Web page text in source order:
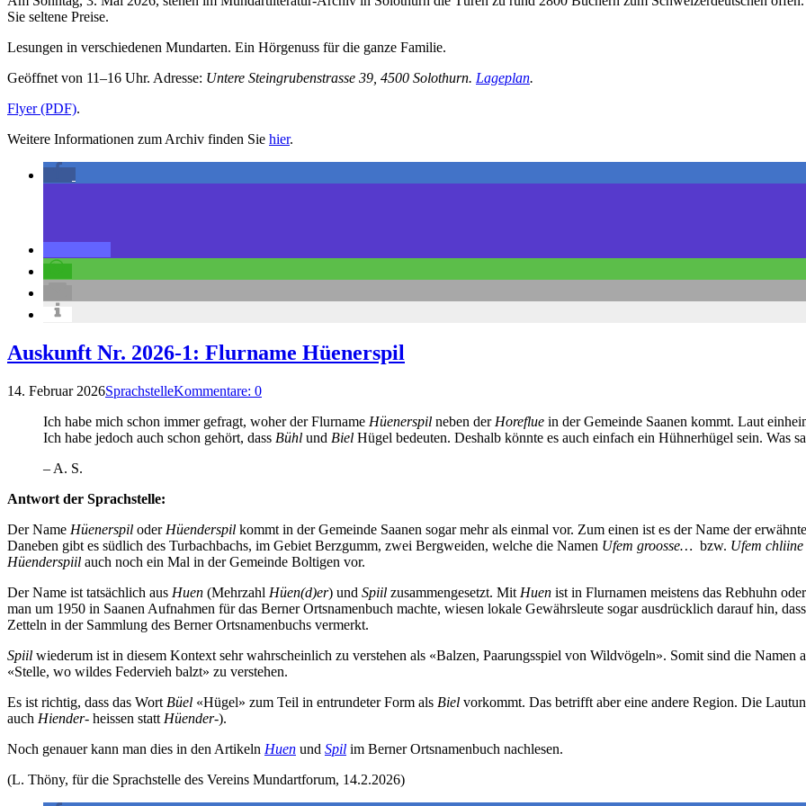
Sie seltene Preise.
Lesungen in verschiedenen Mundarten. Ein Hörgenuss für die ganze Familie.
Geöffnet von 11–16 Uhr. Adresse: Untere Steingrubenstrasse 39, 4500 Solothurn. Lageplan.
Flyer (PDF).
Weitere Informationen zum Archiv finden Sie hier.
Auskunft Nr. 2026-1: Flurname Hüenerspil
14. Februar 2026SprachstelleKommentare: 0
Ich habe mich schon immer gefragt, woher der Flurname Hüenerspil neben der Horeflue in der Gemeinde Saanen kommt. Laut
Ich habe jedoch auch schon gehört, dass Bühl und Biel Hügel bedeuten. Deshalb könnte es auch einfach ein Hühnerhügel sein. Was
– A. S.
Antwort der Sprachstelle:
Der Name Hüenerspil oder Hüenderspil kommt in der Gemeinde Saanen sogar mehr als einmal vor. Zum einen ist es der Name der
Daneben gibt es südlich des Turbachbachs, im Gebiet Berzgumm, zwei Bergweiden, welche die Namen Ufem groosse… bzw. Ufem
Hüenderspiil auch noch ein Mal in der Gemeinde Boltigen vor.
Der Name ist tatsächlich aus Huen (Mehrzahl Hüen(d)er) und Spiil zusammengesetzt. Mit Huen ist in Flurnamen meistens das Rebhuhn
man um 1950 in Saanen Aufnahmen für das Berner Ortsnamenbuch machte, wiesen lokale Gewährsleute sogar ausdrücklich darauf hin,
Zetteln in der Sammlung des Berner Ortsnamenbuchs vermerkt.
Spiil wiederum ist in diesem Kontext sehr wahrscheinlich zu verstehen als «Balzen, Paarungsspiel von Wildvögeln». Somit sind die
«Stelle, wo wildes Federvieh balzt» zu verstehen.
Es ist richtig, dass das Wort Büel «Hügel» zum Teil in entrundeter Form als Biel vorkommt. Das betrifft aber eine andere Region. Die
auch Hiender- heissen statt Hüender-).
Noch genauer kann man dies in den Artikeln Huen und Spil im Berner Ortsnamenbuch nachlesen.
(L. Thöny, für die Sprachstelle des Vereins Mundartforum, 14.2.2026)